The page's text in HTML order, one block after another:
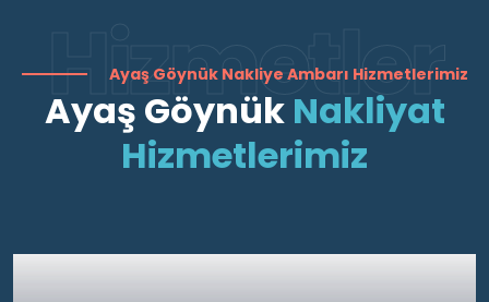
Hizmetler
Ayaş Göynük Nakliye Ambarı Hizmetlerimiz
Ayaş Göynük Nakliyat
Hizmetlerimiz